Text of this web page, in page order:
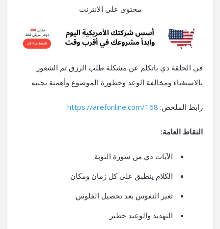
محتوى على الإنترنت
في الحلقة دي باتكلم عن مشكلة طلب الرزق ثم الشعور
بالاستغناء ومخالفة الوعد وخطورة الموضوع وأهمية تجنبه
رابط الملخص: https://arefonline.com/168
النقاط العامة:
الآيات دي من سورة التوبة
الكلام ينطبق على كل زمان ومكان
تغير النفوس بعد تحصيل الفلوس
التهديد والوعيد خطير